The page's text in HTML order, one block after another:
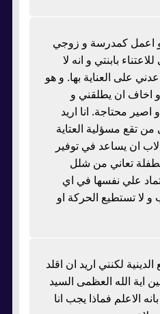
و اعمل كمدرسة و زوجي
بابنتي و انه لا
على العناية بها. و هو
و اخاف ان يطلقني و
محتاجة. انا اريد
تقع مسؤلية العتاية
ان يساعد في توفير
تعاني من شلل
علي نفسها في اي
لا تستطيع الحركة او
الدينية لكنني اريد ان اقلد
اية الله العظمى السيد
الاعلم فماذا يجب انا